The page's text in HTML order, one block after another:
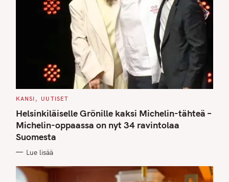
C
T
E
G
O
R
I
S
KANSI UUTISET
Helsinkiläiselle Grönille kaksi Michelin-tähteä –
Michelin-oppaassa on nyt 34 ravintolaa
Suomesta
Lue lisää